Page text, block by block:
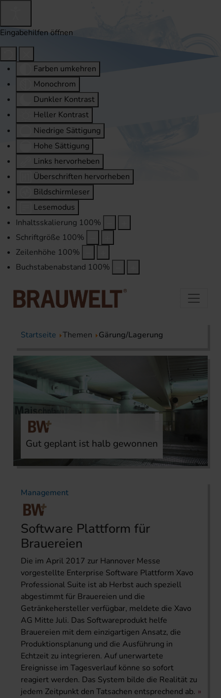
Eingabehilfen öffnen
Farben umkehren
Monochrom
Dunkler Kontrast
Heller Kontrast
Niedrige Sättigung
Hohe Sättigung
Links hervorheben
Überschriften hervorheben
Bildschirmleser
Lesemodus
Inhaltsskalierung 100%
Schriftgröße 100%
Zeilenhöhe 100%
Buchstabenabstand 100%
Startseite Themen Gärung/Lagerung
Gut geplant ist halb gewonnen
Management
Software Plattform für
Brauereien
Die im April 2017 zur Hannover Messe
vorgestellte Enterprise Software Plattform Xavo
Professional Suite ist ab Herbst auch speziell
abgestimmt für Brauereien und die
Getränkehersteller verfügbar, meldete die Xavo
AG Mitte Juli. Das Softwareprodukt helfe
Brauereien mit dem einzigartigen Ansatz, die
Produktionsplanung und die Ausführung in
Echtzeit zu integrieren. Auf unerwartete
Ereignisse im Tagesverlauf könne so sofort
reagiert werden. Das System bilde die Realität zu
jedem Zeitpunkt den Tatsachen entsprechend ab.